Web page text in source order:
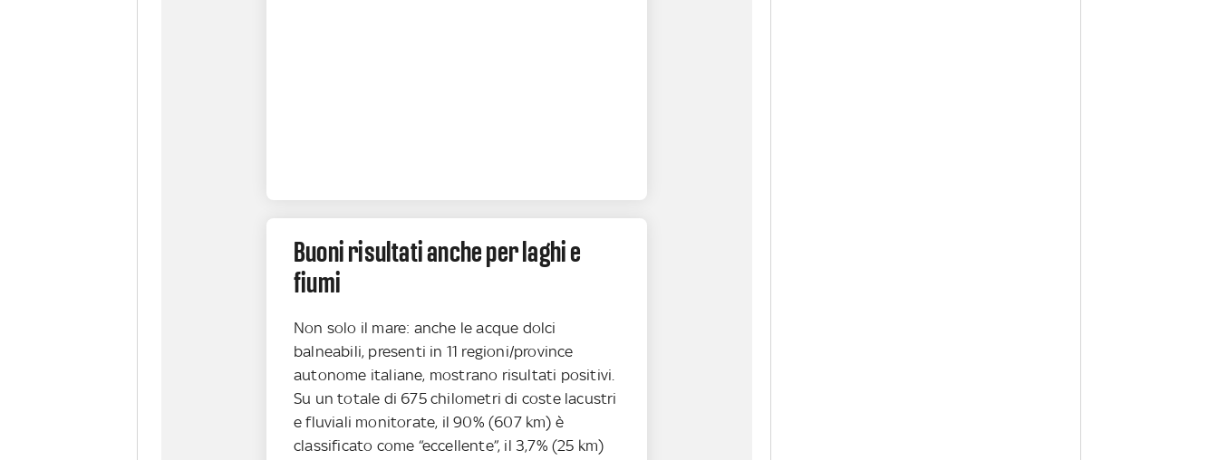
Buoni risultati anche per laghi e
fiumi
Non solo il mare: anche le acque dolci
balneabili, presenti in 11 regioni/province
autonome italiane, mostrano risultati positivi.
Su un totale di 675 chilometri di coste lacustri
e fluviali monitorate, il 90% (607 km) è
classificato come “eccellente”, il 3,7% (25 km)